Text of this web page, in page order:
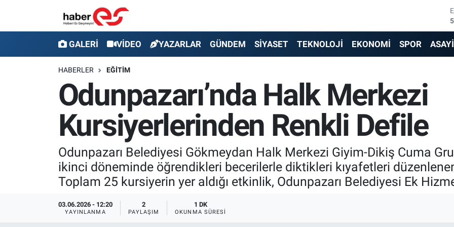
GALERİ VİDEO YAZARLAR GÜNDEM SİYASET TEKNOLOJİ EKONOMİ SPOR
HABERLER EĞİTİM
Odunpazarı’nda Halk Merkezi
Kursiyerlerinden Renkli Defile
Odunpazarı Belediyesi Gökmeydan Halk Merkezi Giyim-Dikiş Cuma
ikinci döneminde öğrendikleri becerilerle diktikleri kıyafetleri
Toplam 25 kursiyerin yer aldığı etkinlik, Odunpazarı Belediyesi Ek
03.06.2026 - 12:20
YAYINLANMA
2
PAYLAŞIM
1 DK
OKUNMA SÜRESI
YAZARLAR
GÜNDEM
TEKNOLOJİ
Eskişehir Nöbetçi Eczaneler
Eskişehir Hava Durumu
Eskişehir Trafik Yoğunluk Haritası
Süper Lig Puan Durumu ve Fikstür
Son Dakika Haberleri